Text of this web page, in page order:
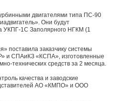
двигателями типа ПС-90
Они будут
УКПГ-1С Заполярного НГКМ (1
поставила заказчику системы
и СПАиКЗ «КСПА», изготовленные
технических средств за 2 месяца.
качества и заводские
АО «КМПО» и ООО